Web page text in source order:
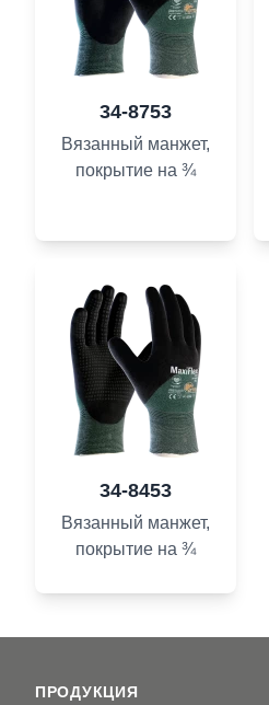
34-8753
Вязанный манжет,
покрытие на ¾
34-8453
Вязанный манжет,
покрытие на ¾
ПРОДУКЦИЯ